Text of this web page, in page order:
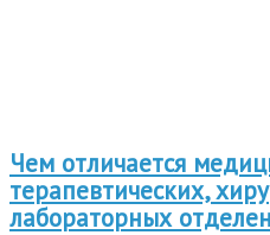
Чем отличается
терапевтических,
лабораторных